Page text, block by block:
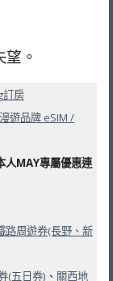
。
房
遊品牌 eSIM /
MAY專屬優惠連
路周遊券(長野、新
(五日券) 、 關西地